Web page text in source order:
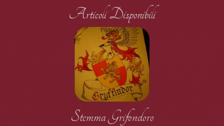
Articoli Disponibili
Stemma Grifondoro